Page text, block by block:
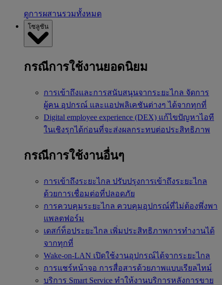
ดูการผสานรวมทั้งหมด
โซลูชัน
กรณีการใช้งานยอดนิยม
การเข้าถึงและการสนับสนุนจากระยะไกล จัดการ
ผู้คน อุปกรณ์ และแอปพลิเคชันต่างๆ ได้จากทุกที่
Digital employee experience (DEX) แก้ไขปัญหาไอที
ในเชิงรุกได้ก่อนที่จะส่งผลกระทบต่อประสิทธิภาพ
กรณีการใช้งานอื่นๆ
การเข้าถึงระยะไกล ปรับปรุงการเข้าถึงระยะไกล
ด้วยการเชื่อมต่อที่ปลอดภัย
การควบคุมระยะไกล ควบคุมอุปกรณ์ที่ไม่ต้องพึ่งพา
แพลตฟอร์ม
เดสก์ท็อประยะไกล เพิ่มประสิทธิภาพการทำงานได้
จากทุกที่
Wake-on-LAN เปิดใช้งานอุปกรณ์ได้จากระยะไกล
การแชร์หน้าจอ การสื่อสารด้วยภาพแบบเรียลไทม์
บริการ Smart Service ทำให้งานบริการหลังการขาย